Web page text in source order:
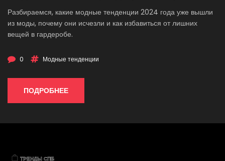
Разбираемся, какие модные тенденции 2024 года уже вышли
из моды, почему они исчезли и как избавиться от лишних
вещей в гардеробе.
0 Модные тенденции
ПОДРОБНЕЕ